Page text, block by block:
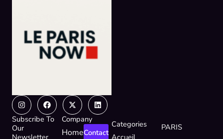
InstagramFacebook
X-
twitter
Linkedin
Subscribe To
Our
Company
HomeContact
Categories
PARIS